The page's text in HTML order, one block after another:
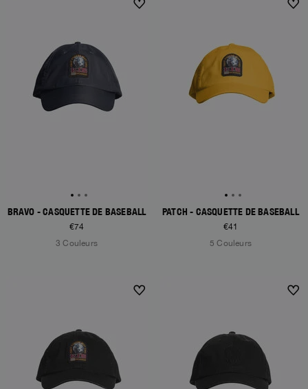
BRAVO - CASQUETTE DE BASEBALL
€74
3 Couleurs
PATCH - CASQUETTE DE BASEBALL
€41
5 Couleurs